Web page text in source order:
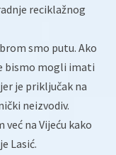
reciklažnog
smo putu. Ako
bismo mogli imati
je priključak na
neizvodiv.
već na Vijeću kako
Lasić.